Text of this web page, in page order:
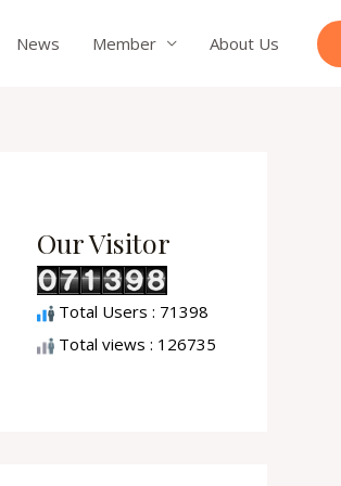
News Member About Us
Our Visitor
Total Users : 71398
Total views : 126735